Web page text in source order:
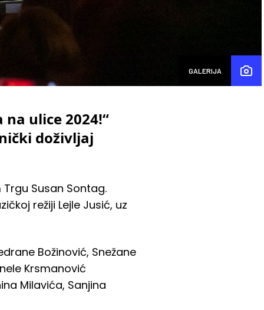
GALERIJA
ulice 2024!“
doživljaj
Susan Sontag.
režiji Lejle Jusić, uz
Božinović, Snežane
Krsmanović
Milavića, Sanjina